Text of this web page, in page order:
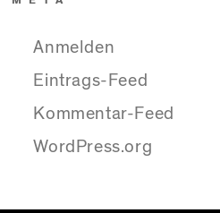
Anmelden
Eintrags-Feed
Kommentar-Feed
WordPress.org